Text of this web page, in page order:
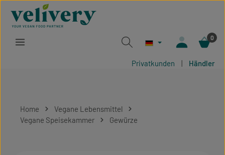
Zum Hauptinhalt springen
0
Privatkunden | Händler
Home
Vegane Lebensmittel
Vegane Speisekammer
Gewürze